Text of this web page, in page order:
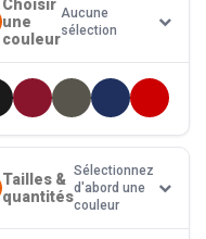
Choisir
une
couleur
Aucune
sélection
Tailles &
quantités
Sélectionnez
d'abord une
couleur